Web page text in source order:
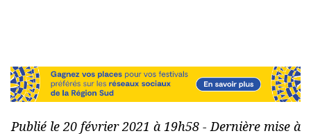
Publié le 20 février 2021 à 19h58 - Dernière mise à